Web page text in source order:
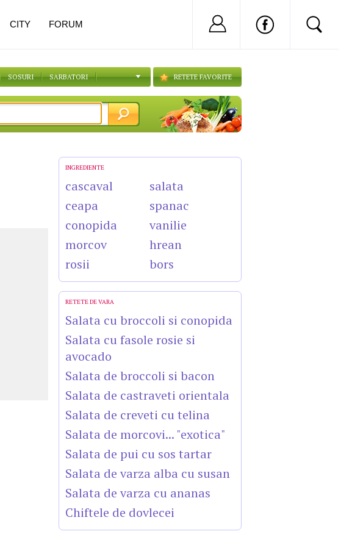
SOSURI SARBATORI RETETE FAVORITE
INGREDIENTE
cascaval
ceapa
conopida
morcov
rosii
salata
spanac
vanilie
hrean
bors
RETETE DE VARA
Salata cu broccoli si conopida
Salata cu fasole rosie si
avocado
Salata de broccoli si bacon
Salata de castraveti orientala
Salata de creveti cu telina
Salata de morcovi... "exotica"
Salata de pui cu sos tartar
Salata de varza alba cu susan
Salata de varza cu ananas
Chiftele de dovlecei
CITY FORUM Nu ai cont?